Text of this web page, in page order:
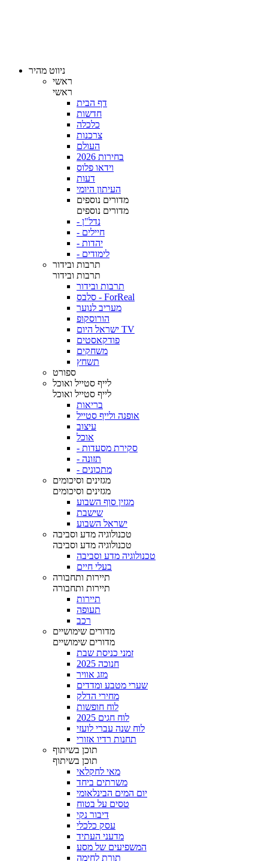
ניווט מהיר
ראשי
ראשי
דף הבית
חדשות
כלכלה
צרכנות
העולם
בחירות 2026
וידאו פלוס
דעות
העיתון היומי
מדורים נוספים
מדורים נוספים
- נדל"ן
- חיילים
- יהדות
- לימודים
תרבות ובידור
תרבות ובידור
תרבות ובידור
סלבס - ForReal
מעריב לנוער
הורוסקופ
ישראל היום TV
פודקאסטים
משחקים
תשחץ
ספורט
לייף סטייל ואוכל
לייף סטייל ואוכל
בריאות
אופנה ולייף סטייל
עיצוב
אוכל
- סקירת מסעדות
- תזונה
- מתכונים
מגזינים וסיכומים
מגזינים וסיכומים
מגזין סוף השבוע
שישבת
ישראל השבוע
טכנולוגיה מדע וסביבה
טכנולוגיה מדע וסביבה
טכנולוגיה מדע וסביבה
בעלי חיים
תיירות ותחבורה
תיירות ותחבורה
תיירות
תעופה
רכב
מדורים שימושיים
מדורים שימושיים
זמני כניסת שבת
חנוכה 2025
מזג אוויר
שערי מטבע ומדדים
מחירי הדלק
לוח חופשות
לוח חגים 2025
לוח שנה עברי לועזי
תחנות רדיו אזורי
תוכן בשיתוף
תוכן בשיתוף
מאי לחקלאי
משרתים ביחד
יום המים הבינלאומי
טסים על בטוח
דיבור נקי
עסק כלכלי
מדעני העתיד
המשפיעים של מסע
תורת לחימה